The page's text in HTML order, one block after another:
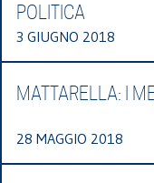
POLITICA
3 GIUGNO 2018
MATTARELLA: I
28 MAGGIO 2018